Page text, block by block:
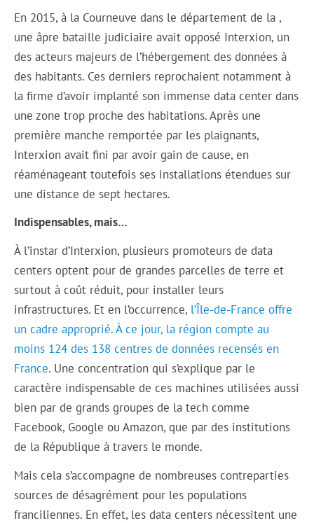
En 2015, à la Courneuve dans le département de la ,
une âpre bataille judiciaire avait opposé Interxion, un
des acteurs majeurs de l’hébergement des données à
des habitants. Ces derniers reprochaient notamment à
la firme d’avoir implanté son immense data center dans
une zone trop proche des habitations. Après une
première manche remportée par les plaignants,
Interxion avait fini par avoir gain de cause, en
réaménageant toutefois ses installations étendues sur
une distance de sept hectares.
Indispensables, mais…
À l’instar d’Interxion, plusieurs promoteurs de data
centers optent pour de grandes parcelles de terre et
surtout à coût réduit, pour installer leurs
infrastructures. Et en l’occurrence, l’Île-de-France offre
un cadre approprié. À ce jour, la région compte au
moins 124 des 138 centres de données recensés en
France. Une concentration qui s’explique par le
caractère indispensable de ces machines utilisées aussi
bien par de grands groupes de la tech comme
Facebook, Google ou Amazon, que par des institutions
de la République à travers le monde.
Mais cela s’accompagne de nombreuses contreparties
sources de désagrément pour les populations
franciliennes. En effet, les data centers nécessitent une